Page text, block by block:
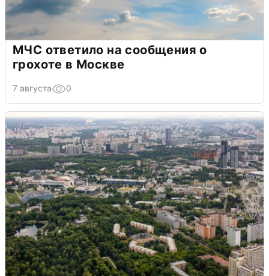
МЧС ответило на сообщения о
грохоте в Москве
7 августа 0